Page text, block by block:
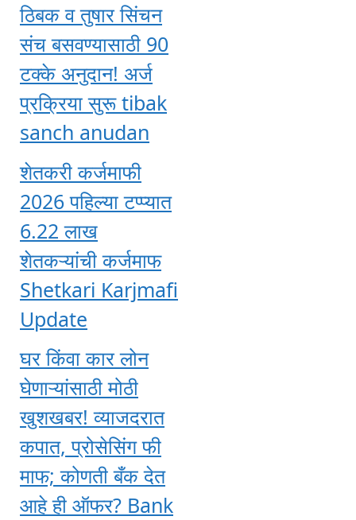
ठिबक व तुषार सिंचन
संच बसवण्यासाठी 90
टक्के अनुदान! अर्ज
प्रक्रिया सुरू tibak
sanch anudan
शेतकरी कर्जमाफी
2026 पहिल्या टप्प्यात
6.22 लाख
शेतकऱ्यांची कर्जमाफ
Shetkari Karjmafi
Update
घर किंवा कार लोन
घेणाऱ्यांसाठी मोठी
खुशखबर! व्याजदरात
कपात, प्रोसेसिंग फी
माफ; कोणती बँक देत
आहे ही ऑफर? Bank